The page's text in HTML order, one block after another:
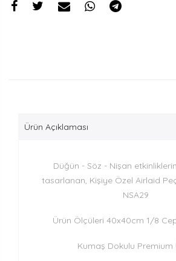
Ürün Açıklaması
Düğün - Söz - Nişan
tasarlanan, Kişiye Özel Airlaid
NSA29
Ürün Ölçüleri 40x40cm 1/8
Kumaş Dokulu Premium